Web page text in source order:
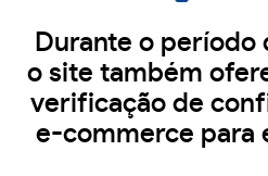
Durante o período
o site também
verificação de
e-commerce para